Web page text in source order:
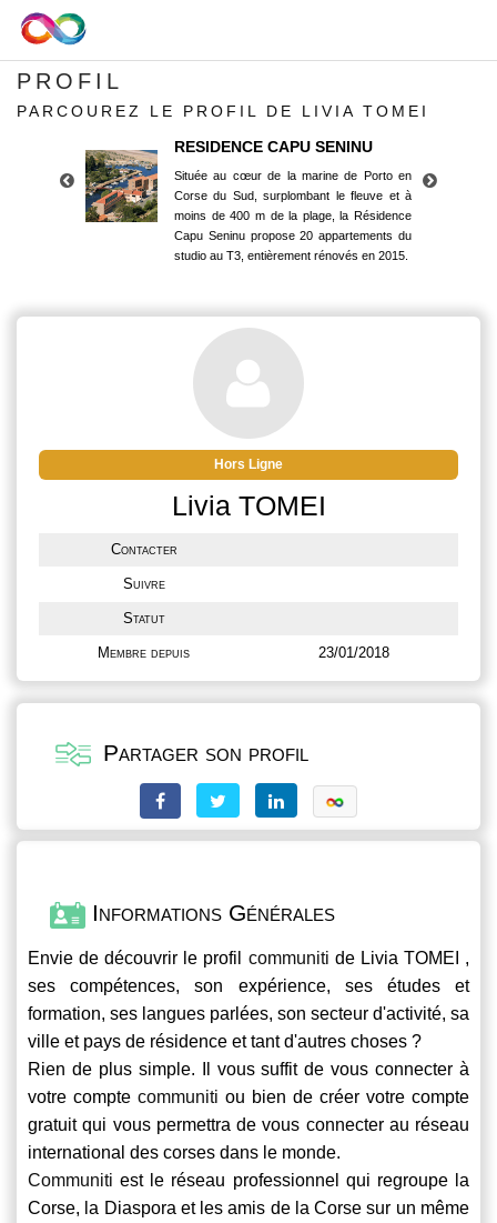
PROFIL
PARCOUREZ LE PROFIL DE LIVIA TOMEI
RESIDENCE CAPU SENINU
Située au cœur de la marine de Porto en
Corse du Sud, surplombant le fleuve et à
moins de 400 m de la plage, la Résidence
Capu Seninu propose 20 appartements du
studio au T3, entièrement rénovés en 2015.
Corse du Sud, surplombant le fleuve et à
moins de 400 m de la plage, la Résidence
Capu Seninu propose 20 appartements du
studio au T3, entièrement rénovés en 2015.
Hors Ligne
Livia TOMEI
Contacter
Suivre
Statut
Membre depuis 23/01/2018
Partager son profil
Informations Générales
Envie de découvrir le profil communiti de Livia TOMEI ,
ses compétences, son expérience, ses études et
formation, ses langues parlées, son secteur d'activité, sa
ville et pays de résidence et tant d'autres choses ?
Rien de plus simple. Il vous suffit de vous connecter à
votre compte communiti ou bien de créer votre compte
gratuit qui vous permettra de vous connecter au réseau
international des corses dans le monde.
Communiti est le réseau professionnel qui regroupe la
Corse, la Diaspora et les amis de la Corse sur un même